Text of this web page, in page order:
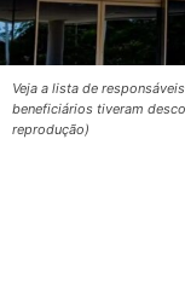
Veja a lista de
beneficiários tiveram
reprodução)